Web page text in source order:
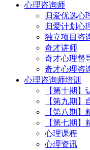
心理咨询师
归爱优选心
归爱计划心
独立项目咨
奇才讲师
奇才心理督
奇才心理咨
心理咨询师培训
【第十期
【第九期】
【第八期
【第七期
心理课程
心理资讯